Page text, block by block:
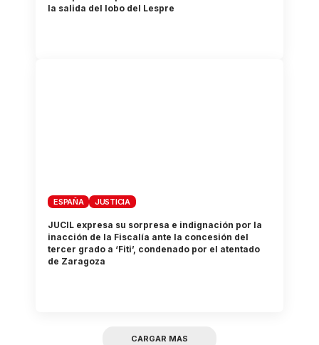
la salida del lobo del Lespre
ESPAÑA JUSTICIA
JUCIL expresa su sorpresa e indignación por la
inacción de la Fiscalía ante la concesión del
tercer grado a ‘Fiti’, condenado por el atentado
de Zaragoza
CARGAR MAS